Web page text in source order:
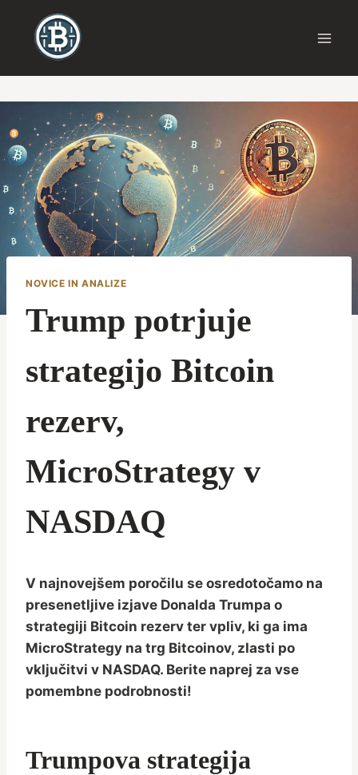
content
NOVICE IN ANALIZE
Trump potrjuje
strategijo Bitcoin
rezerv,
MicroStrategy v
NASDAQ
V najnovejšem poročilu se osredotočamo na
presenetljive izjave Donalda Trumpa o
strategiji Bitcoin rezerv ter vpliv, ki ga ima
MicroStrategy na trg Bitcoinov, zlasti po
vključitvi v NASDAQ. Berite naprej za vse
pomembne podrobnosti!
Trumpova strategija